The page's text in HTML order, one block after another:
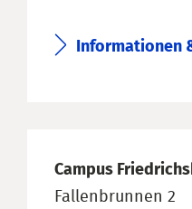
Informationen
Campus
Fallenbrunnen 2